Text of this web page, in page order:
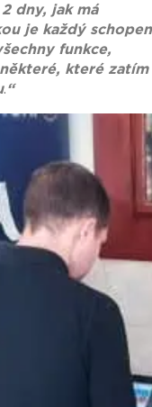
dny, jak má
je každý schopen
funkce,
které zatím
.“